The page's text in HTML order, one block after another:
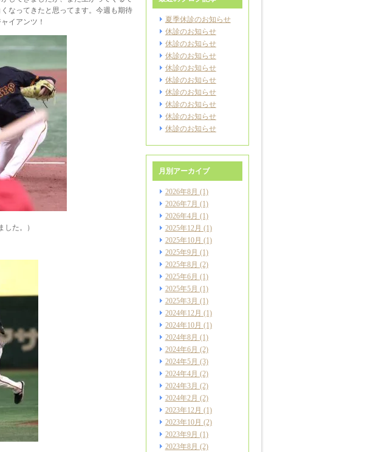
なってきたと思ってます。今週も期待
イアンツ！
した。）
夏季休診のお知らせ
休診のお知らせ
休診のお知らせ
休診のお知らせ
休診のお知らせ
休診のお知らせ
休診のお知らせ
休診のお知らせ
休診のお知らせ
休診のお知らせ
月別アーカイブ
2026年8月 (1)
2026年7月 (1)
2026年4月 (1)
2025年12月 (1)
2025年10月 (1)
2025年9月 (1)
2025年8月 (2)
2025年6月 (1)
2025年5月 (1)
2025年3月 (1)
2024年12月 (1)
2024年10月 (1)
2024年8月 (1)
2024年6月 (2)
2024年5月 (3)
2024年4月 (2)
2024年3月 (2)
2024年2月 (2)
2023年12月 (1)
2023年10月 (2)
2023年9月 (1)
2023年8月 (2)